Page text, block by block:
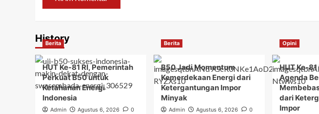
History
Berita
HUT Ke-81 RI, Pemerintah
Perkuat B50 untuk
Ketahanan Energi
Indonesia
Admin Agustus 6, 2026 0
Berita
B50 Jadi Momentum
Kemerdekaan Energi dari
Ketergantungan Impor
Minyak
Admin Agustus 6, 2026 0
Opini
HUT Ke-
Agenda
dari
Impor